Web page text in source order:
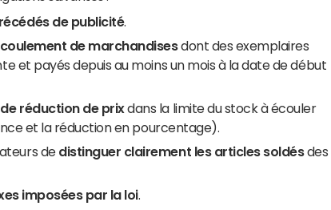
de publicité.
de marchandisesdont des exemplaires
et payés depuis au moins un mois à la date de début
réduction de prixdans la limite du stock à écouler
et la réduction en pourcentage).
de distinguer clairement les articles soldésdes
imposées par la loi.